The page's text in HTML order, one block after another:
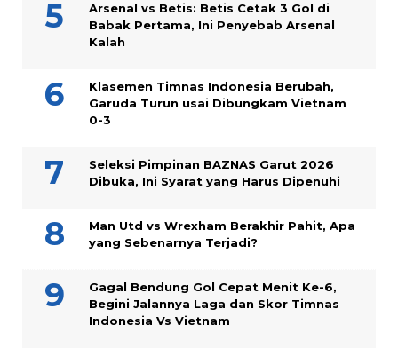
Arsenal vs Betis: Betis Cetak 3 Gol di
Babak Pertama, Ini Penyebab Arsenal
Kalah
Klasemen Timnas Indonesia Berubah,
Garuda Turun usai Dibungkam Vietnam
0-3
Seleksi Pimpinan BAZNAS Garut 2026
Dibuka, Ini Syarat yang Harus Dipenuhi
Man Utd vs Wrexham Berakhir Pahit, Apa
yang Sebenarnya Terjadi?
Gagal Bendung Gol Cepat Menit Ke-6,
Begini Jalannya Laga dan Skor Timnas
Indonesia Vs Vietnam